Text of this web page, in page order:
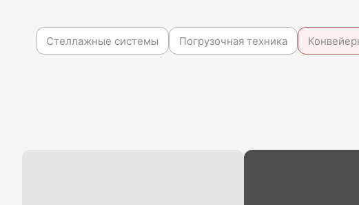
Стеллажные системы Погрузочная техника